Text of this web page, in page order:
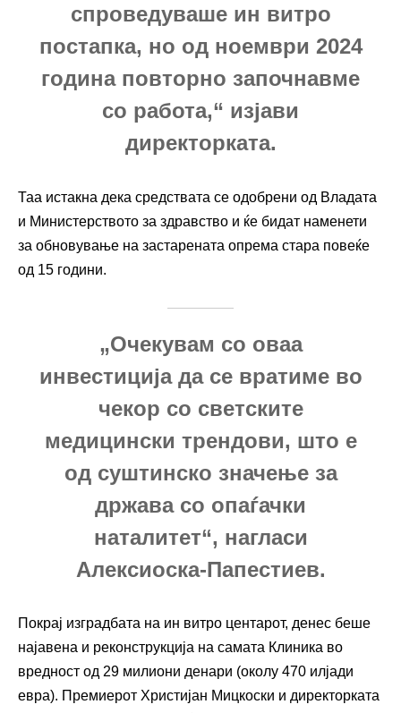
спроведуваше ин витро
постапка, но од ноември 2024
година повторно започнавме
со работа,“ изјави
директорката.
Таа истакна дека средствата се одобрени од Владата
и Министерството за здравство и ќе бидат наменети
за обновување на застарената опрема стара повеќе
од 15 години.
„Очекувам со оваа
инвестиција да се вратиме во
чекор со светските
медицински трендови, што е
од суштинско значење за
држава со опаѓачки
наталитет“, нагласи
Алексиоска-Папестиев.
Покрај изградбата на ин витро центарот, денес беше
најавена и реконструкција на самата Клиника во
вредност од 29 милиони денари (околу 470 илјади
евра). Премиерот Христијан Мицкоски и директорката